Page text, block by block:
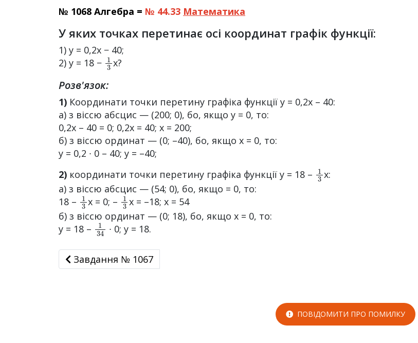
№ 1068 Алгебра = № 44.33 Математика
У яких точках перетинає осі координат графік функції:
1) y = 0,2x − 40;
2) y = 18 − 13
x?
Розв'язок:
1) Координати точки перетину графіка функції у = 0,2х – 40:
а) з віссю абсцис — (200; 0), бо, якщо у = 0, то:
0,2x – 40 = 0; 0,2х = 40; x = 200;
б) з віссю ординат — (0; –40), бо, якщо х = 0, то:
у = 0,2 ∙ 0 – 40; у = –40;
2) координати точки перетину графіка функції у = 18 – 1 x:
а) з віссю абсцис — (54; 0), бо, якщо = 0, то:
18 – 13х = 0; – 13х = –18; х = 54
б) з віссю ординат — (0; 18), бо, якщо x = 0, то:
у = 18 – 134∙ 0; y = 18.
Завдання № 1067
Завдання № 1067
ПОВІДОМИТИ ПРО ПОМИЛКУ